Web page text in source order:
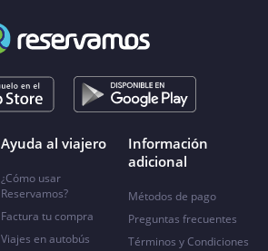
Ayuda al viajero
¿Cómo usar
Reservamos?
Factura tu compra
Viajes en autobús
Información
adicional
Métodos de pago
Preguntas frecuentes
Términos y Condiciones